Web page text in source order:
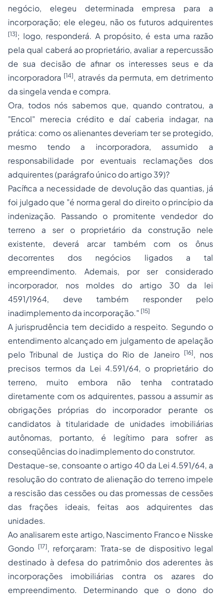
negócio, elegeu determinada empresa para a
incorporação; ele elegeu, não os futuros adquirentes
[13] ; logo, responderá. A propósito, é esta uma razão
pela qual caberá ao proprietário, avaliar a repercussão
de sua decisão de afinar os interesses seus e da
incorporadora [14], através da permuta, em detrimento
da singela venda e compra.
Ora, todos nós sabemos que, quando contratou, a
"Encol" merecia crédito e daí caberia indagar, na
prática: como os alienantes deveriam ter se protegido,
mesmo tendo a incorporadora, assumido a
responsabilidade por eventuais reclamações dos
adquirentes (parágrafo único do artigo 39)?
Pacífica a necessidade de devolução das quantias, já
foi julgado que "é norma geral do direito o princípio da
indenização. Passando o promitente vendedor do
terreno a ser o proprietário da construção nele
existente, deverá arcar também com os ônus
decorrentes dos negócios ligados a tal
empreendimento. Ademais, por ser considerado
incorporador, nos moldes do artigo 30 da lei
4591/1964, deve também responder pelo
inadimplemento da incorporação." [15]
A jurisprudência tem decidido a respeito. Segundo o
entendimento alcançado em julgamento de apelação
pelo Tribunal de Justiça do Rio de Janeiro
[16], nos
precisos termos da Lei 4.591/64, o proprietário do
terreno, muito embora não tenha contratado
diretamente com os adquirentes, passou a assumir as
obrigações próprias do incorporador perante os
candidatos à titularidade de unidades imobiliárias
autônomas, portanto, é legítimo para sofrer as
conseqüências do inadimplemento do construtor.
Destaque-se, consoante o artigo 40 da Lei 4.591/64, a
resolução do contrato de alienação do terreno impele
a rescisão das cessões ou das promessas de cessões
das frações ideais, feitas aos adquirentes das
unidades.
Ao analisarem este artigo, Nascimento Franco e Nisske
Gondo [17], reforçaram: Trata-se de dispositivo legal
destinado à defesa do patrimônio dos aderentes às
incorporações imobiliárias contra os azares do
empreendimento. Determinando que o dono do